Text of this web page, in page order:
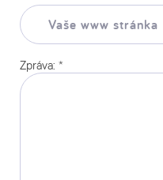
Vaše
www
stránka:
Zpráva: *